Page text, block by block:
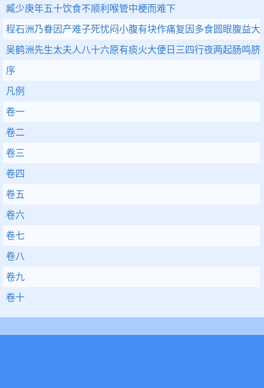
臧少庚年五十饮食不顺利喉管中梗而难下
程石洲乃眷因产难子死忧闷小腹有块作痛复因多食圆眼腹益
吴鹤洲先生太夫人八十六原有痰火大便日三四行夜两起肠鸣脐
序
凡例
卷一
卷二
卷三
卷四
卷五
卷六
卷七
卷八
卷九
卷十